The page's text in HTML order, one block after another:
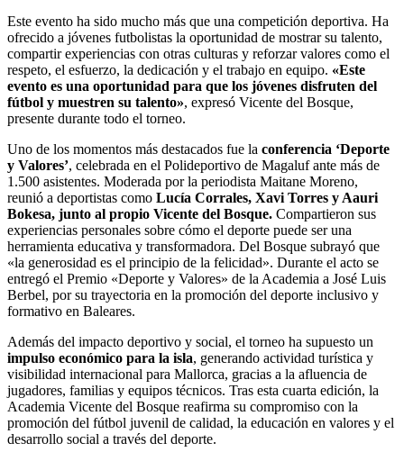
Este evento ha sido mucho más que una competición deportiva. Ha
ofrecido a jóvenes futbolistas la oportunidad de mostrar su talento,
compartir experiencias con otras culturas y reforzar valores como el
respeto, el esfuerzo, la dedicación y el trabajo en equipo. «Este
evento es una oportunidad para que los jóvenes disfruten del
fútbol y muestren su talento», expresó Vicente del Bosque,
presente durante todo el torneo.
Uno de los momentos más destacados fue la conferencia ‘Deporte
y Valores’, celebrada en el Polideportivo de Magaluf ante más de
1.500 asistentes. Moderada por la periodista Maitane Moreno,
reunió a deportistas como Lucía Corrales, Xavi Torres y Aauri
Bokesa, junto al propio Vicente del Bosque. Compartieron sus
experiencias personales sobre cómo el deporte puede ser una
herramienta educativa y transformadora. Del Bosque subrayó que
«la generosidad es el principio de la felicidad». Durante el acto se
entregó el Premio «Deporte y Valores» de la Academia a José Luis
Berbel, por su trayectoria en la promoción del deporte inclusivo y
formativo en Baleares.
Además del impacto deportivo y social, el torneo ha supuesto un
impulso económico para la isla, generando actividad turística y
visibilidad internacional para Mallorca, gracias a la afluencia de
jugadores, familias y equipos técnicos. Tras esta cuarta edición, la
Academia Vicente del Bosque reafirma su compromiso con la
promoción del fútbol juvenil de calidad, la educación en valores y el
desarrollo social a través del deporte.